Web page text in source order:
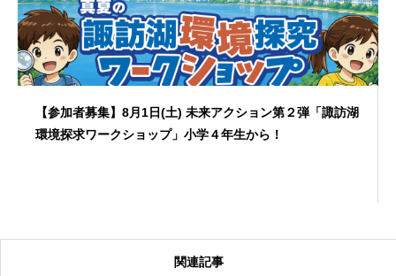
【参加者募集】8月1日(土) 未来アクション第２弾「諏訪湖
環境探求ワークショップ」小学４年生から！
関連記事